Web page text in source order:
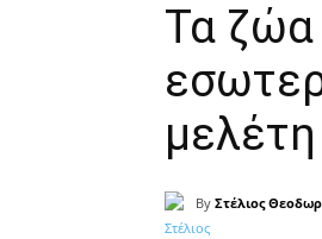
Τα ζώα
μελέτη
By Στέλιος